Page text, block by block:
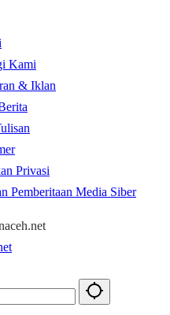
Kami
& Iklan
Privasi
Pemberitaan Media Siber